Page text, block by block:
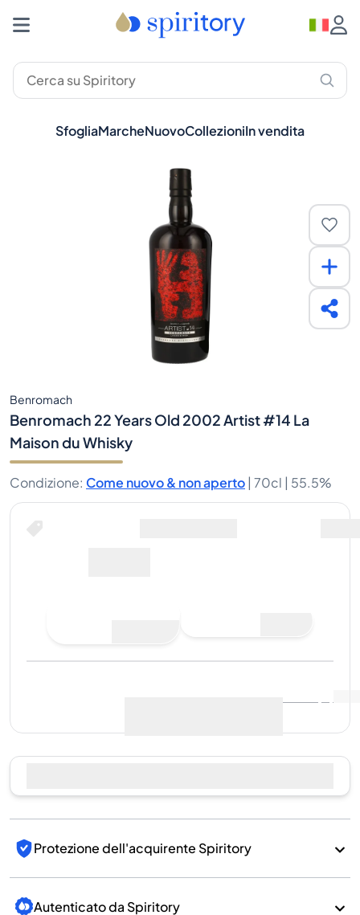
SfogliaMarcheNuovoCollezioniIn vendita
Benromach
Benromach 22 Years Old 2002 Artist #14 La
Maison du Whisky
Condizione: Come nuovo & non aperto | 70cl | 55.5%
Protezione dell'acquirente Spiritory
Autenticato da Spiritory